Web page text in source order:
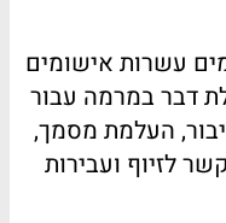
עשרות אישומים
דבר במרמה עבור
העלמת מסמך,
לזיוף ועבירות